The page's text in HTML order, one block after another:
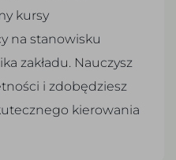
kursy
na stanowisku
zakładu. Nauczysz
i zdobędziesz
kierowania